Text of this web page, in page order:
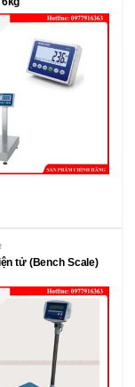
tử (Bench Scale)